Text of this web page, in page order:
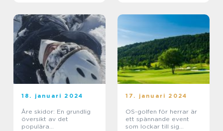
18. januari 2024
Åre skidor: En grundlig
översikt av det
populära
17. januari 2024
OS-golfen för herrar är
ett spännande event
som lockar till sig